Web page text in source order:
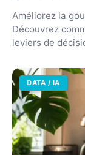
Améliorez la
Découvrez
leviers de
DATA / IA